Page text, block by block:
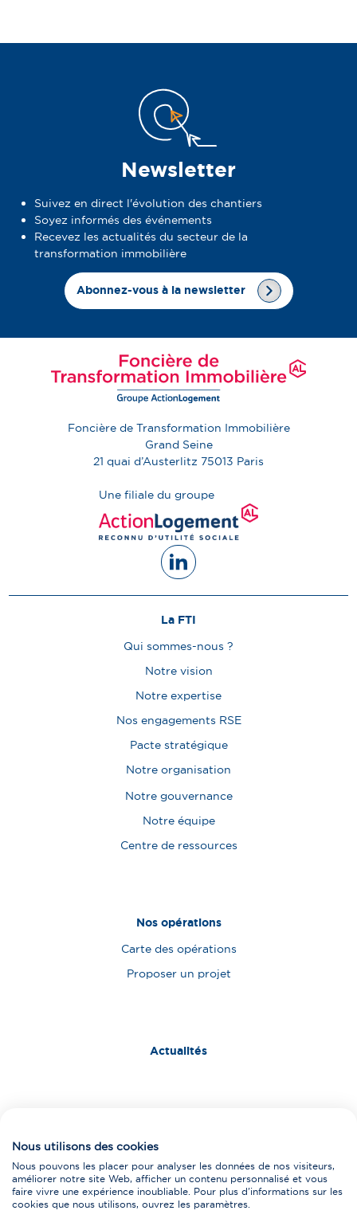
Newsletter
Suivez en direct l'évolution des chantiers
Soyez informés des événements
Recevez les actualités du secteur de la
transformation immobilière
Abonnez-vous à la newsletter
Foncière de Transformation Immobilière
Grand Seine
21 quai d’Austerlitz 75013 Paris
Une filiale du groupe
La FTI
Qui sommes-nous ?
Notre vision
Notre expertise
Nos engagements RSE
Pacte stratégique
Notre organisation
Notre gouvernance
Notre équipe
Centre de ressources
Nos opérations
Carte des opérations
Proposer un projet
Actualités
Fournisseurs
Nous utilisons des cookies
Nous pouvons les placer pour analyser les données de nos visiteurs,
améliorer notre site Web, afficher un contenu personnalisé et vous
faire vivre une expérience inoubliable. Pour plus d'informations sur les
cookies que nous utilisons, ouvrez les paramètres.